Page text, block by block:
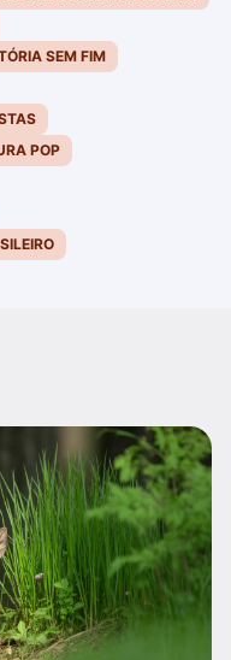
SEM FIM
POP